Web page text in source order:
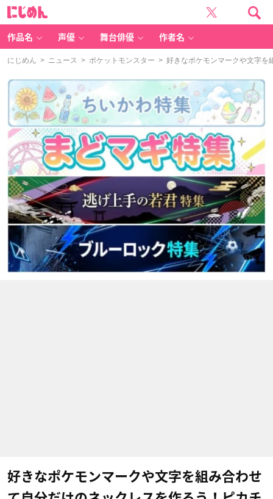
作品名 声優 舞台俳優 作者名
にじめん > ニュース > ポケットモンスター > 好きなポケモンマークや文字を
好きなポケモンマークや文字を組み合わせ